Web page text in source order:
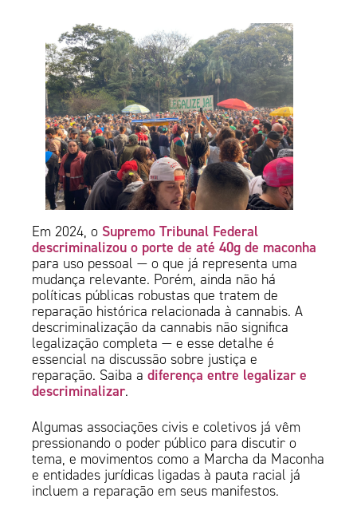
Em 2024, o Supremo Tribunal Federal
descriminalizou o porte de até 40g de maconha
para uso pessoal — o que já representa uma
mudança relevante. Porém, ainda não há
políticas públicas robustas que tratem de
reparação histórica relacionada à cannabis. A
descriminalização da cannabis não significa
legalização completa — e esse detalhe é
essencial na discussão sobre justiça e
reparação. Saiba adiferença entre legalizar e
descriminalizar.
Algumas associações civis e coletivos já vêm
pressionando o poder público para discutir o
tema, e movimentos como a Marcha da Maconha
e entidades jurídicas ligadas à pauta racial já
incluem a reparação em seus manifestos.